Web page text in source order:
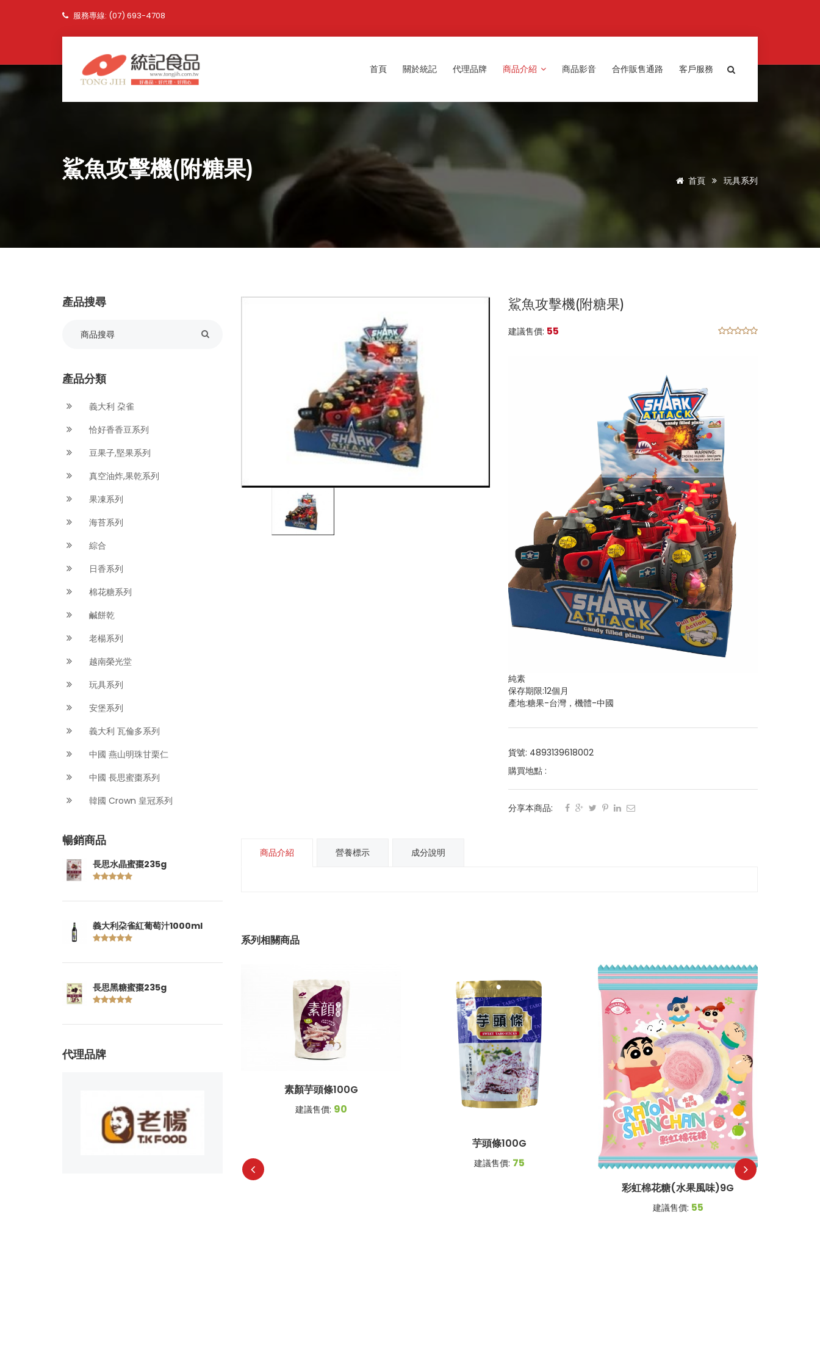
服務專線: (07) 693-4708
首頁 關於統記 代理品牌 商品介紹 商品影音 合作販售通路 客戶服務
鯊魚攻擊機(附糖果) 首頁 玩具系列
產品搜尋
產品分類
義大利 朶雀
恰好香香豆系列
豆果子,堅果系列
真空油炸,果乾系列
果凍系列
海苔系列
綜合
日香系列
棉花糖系列
鹹餅乾
老楊系列
越南榮光堂
玩具系列
安堡系列
義大利 瓦倫多系列
中國 燕山明珠甘栗仁
中國 長思蜜棗系列
韓國 Crown 皇冠系列
暢銷商品
長思水晶蜜棗235g
義大利朶雀紅葡萄汁1000ml
長思黑糖蜜棗235g
代理品牌
鯊魚攻擊機(附糖果)
建議售價: 55
純素
保存期限:12個月
產地:糖果-台灣，機體-中國
貨號: 4893139618002
購買地點 :
分享本商品:
商品介紹 營養標示 成分說明
系列相關商品
盧卡口袋餅-蕃茄奧勒岡口味150G
素顏芋頭條100G
建議售價: 90
芋頭條100G
建議售價: 75
彩虹棉花糖(水果風味)9G
建議售價: 55